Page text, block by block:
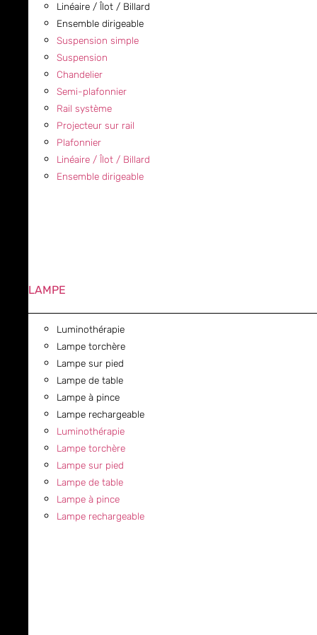
Linéaire / Îlot / Billard
Ensemble dirigeable
Suspension simple
Suspension
Chandelier
Semi-plafonnier
Rail système
Projecteur sur rail
Plafonnier
Linéaire / Îlot / Billard
Ensemble dirigeable
LAMPE
Luminothérapie
Lampe torchère
Lampe sur pied
Lampe de table
Lampe à pince
Lampe rechargeable
Luminothérapie
Lampe torchère
Lampe sur pied
Lampe de table
Lampe à pince
Lampe rechargeable